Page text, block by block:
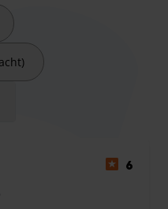
online hinzugebucht
5m.
pro Person kostenlos. Für
einen Aufpreis.
6